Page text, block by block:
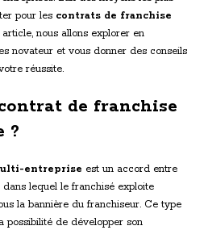
pour les contrats de franchise
nous allons explorer en
novateur et vous donner des conseils
réussite.
contrat de franchise
?
entreprise est un accord entre
lequel le franchisé exploite
la bannière du franchiseur. Ce type
possibilité de développer son